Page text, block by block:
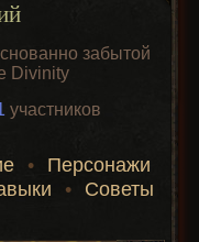
забытой
Divinity
участников
•
Персонажи
• Советы